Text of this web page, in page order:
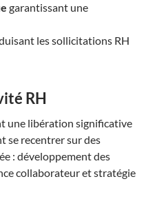
garantissant une
les sollicitations RH
RH
une libération significative
se recentrer sur des
: développement des
collaborateur et stratégie